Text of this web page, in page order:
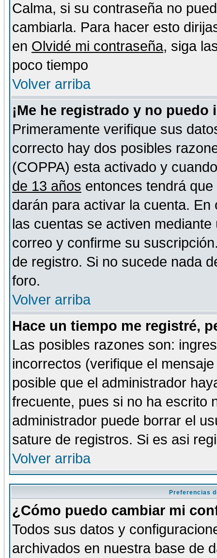
Calma, si su contraseña no
cambiarla. Para hacer esto
en Olvidé mi contraseña, siga
poco tiempo
Volver arriba
¡Me he registrado y no puedo
Primeramente verifique sus
correcto hay dos posibles
(COPPA) esta activado y
de 13 años entonces tendrá
darán para activar la cuenta.
las cuentas se activen
correo y confirme su
de registro. Si no sucede nada
foro.
Volver arriba
Hace un tiempo me registré,
Las posibles razones son:
incorrectos (verifique el
posible que el administrador
frecuente, pues si no ha escrito
administrador puede borrar el
sature de registros. Si es asi
Volver arriba
Preferencias
¿Cómo puedo cambiar mi
Todos sus datos y
archivados en nuestra base de